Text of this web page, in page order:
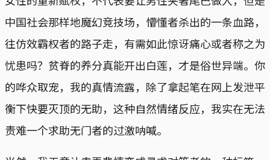
中国社会那样地魔幻竞技场，懵懂者杀出的一条血路，
往仿效霸权者的路子走，有需如此惊讶痛心或者称之为
忧患吗？贫脊的养分真能开出白莲，才是俗世异端。你
的哗众取宠，我的真情流露，除了拿起笔在网上发泄平
衡下快要灭顶的无助，这种自然情绪反应，我实在无法
责难一个求助无门者的过激呐喊。